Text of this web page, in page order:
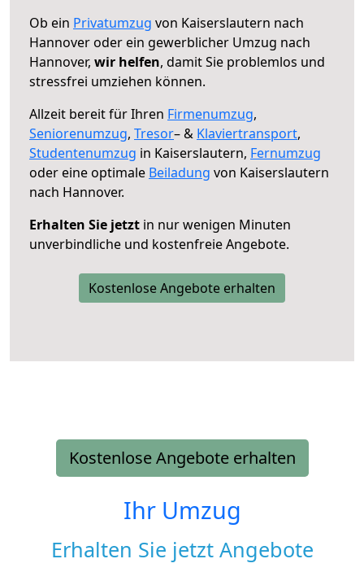
Ob ein Privatumzug von Kaiserslautern nach
Hannover oder ein gewerblicher Umzug nach
Hannover, wir helfen, damit Sie problemlos und
stressfrei umziehen können.
Allzeit bereit für Ihren Firmenumzug,
Seniorenumzug, Tresor– & Klaviertransport,
Studentenumzug in Kaiserslautern, Fernumzug
oder eine optimale Beiladung von Kaiserslautern
nach Hannover.
Erhalten Sie jetzt in nur wenigen Minuten
unverbindliche und kostenfreie Angebote.
Kostenlose Angebote erhalten
Kostenlose Angebote erhalten
Ihr Umzug
Erhalten Sie jetzt Angebote